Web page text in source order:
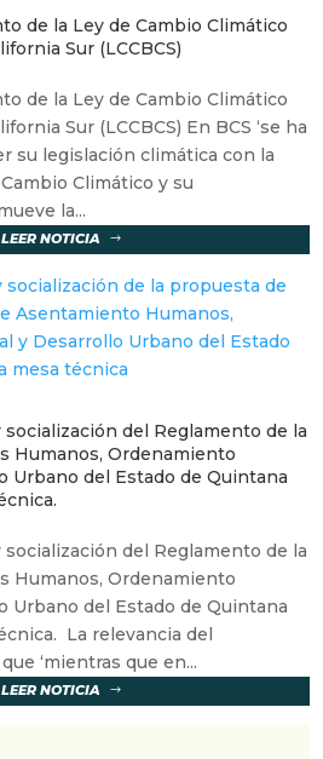
de la Ley de Cambio Climático
Sur (LCCBCS)
de la Ley de Cambio Climático
Sur (LCCBCS) En BCS ‘se ha
su legislación climática con la
Climático y su
la...
LEER NOTICIA
del Reglamento de la
Humanos, Ordenamiento
Urbano del Estado de Quintana
del Reglamento de la
Humanos, Ordenamiento
Urbano del Estado de Quintana
La relevancia del
‘mientras que en...
LEER NOTICIA